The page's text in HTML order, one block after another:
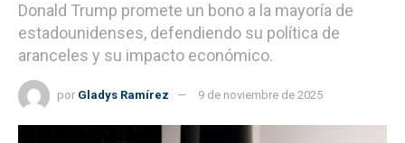
Donald Trump promete un bono a la mayoría de
estadounidenses, defendiendo su política de
aranceles y su impacto económico.
por Gladys Ramírez 9 de noviembre de 2025